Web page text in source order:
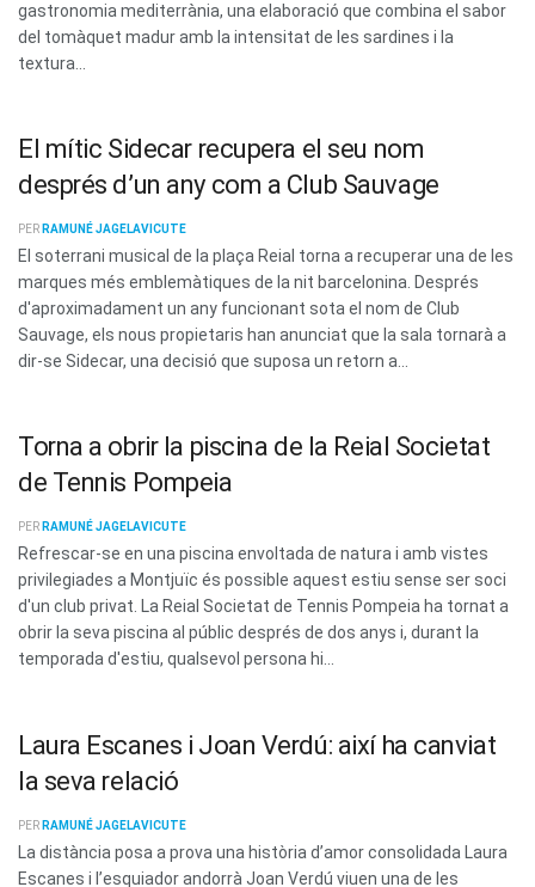
gastronomia mediterrània, una elaboració que combina el sabor
del tomàquet madur amb la intensitat de les sardines i la
textura...
El mític Sidecar recupera el seu nom
després d’un any com a Club Sauvage
PER RAMUNÉ JAGELAVICUTE
El soterrani musical de la plaça Reial torna a recuperar una de les
marques més emblemàtiques de la nit barcelonina. Després
d'aproximadament un any funcionant sota el nom de Club
Sauvage, els nous propietaris han anunciat que la sala tornarà a
dir-se Sidecar, una decisió que suposa un retorn a...
Torna a obrir la piscina de la Reial Societat
de Tennis Pompeia
PER RAMUNÉ JAGELAVICUTE
Refrescar-se en una piscina envoltada de natura i amb vistes
privilegiades a Montjuïc és possible aquest estiu sense ser soci
d'un club privat. La Reial Societat de Tennis Pompeia ha tornat a
obrir la seva piscina al públic després de dos anys i, durant la
temporada d'estiu, qualsevol persona hi...
Laura Escanes i Joan Verdú: així ha canviat
la seva relació
PER RAMUNÉ JAGELAVICUTE
La distància posa a prova una història d’amor consolidada Laura
Escanes i l’esquiador andorrà Joan Verdú viuen una de les